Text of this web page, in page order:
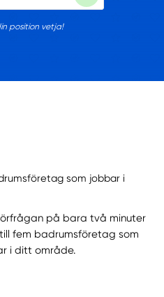
position vetja!
som jobbar i
på bara två minuter
fem badrumsföretag som
i ditt område.